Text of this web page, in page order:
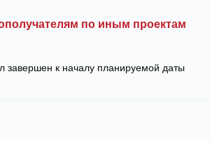
по иным проектам
завершен к началу планируемой даты